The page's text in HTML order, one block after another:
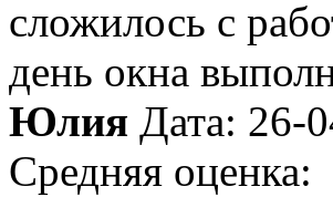
сложилось с
день окна
Юлия Дата: 26-
Средняя оценка: